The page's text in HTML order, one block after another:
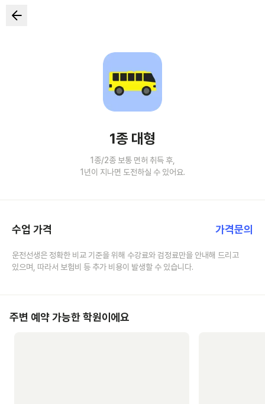
1종 대형
1종/2종 보통 면허 취득 후,
1년이 지나면 도전하실 수 있어요.
수업 가격 가격문의
운전선생은 정확한 비교 기준을 위해 수강료와 검정료만을 안내해 드리고
있으며, 따라서 보험비 등 추가 비용이 발생할 수 있습니다.
주변 예약 가능한 학원이에요